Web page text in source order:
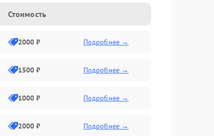
Стоимость
2000 ₽ Подробнее →
1500 ₽ Подробнее →
1000 ₽ Подробнее →
2000 ₽ Подробнее →